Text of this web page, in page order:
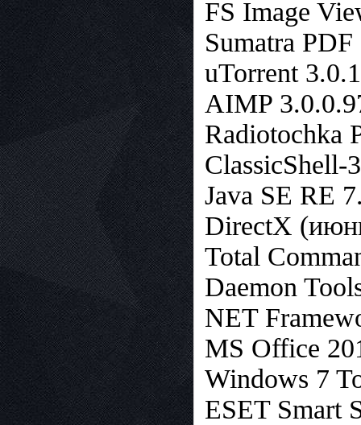
FS Image
Sumatra PDF
uTorrent
AIMP
Radiotochka
ClassicShell-
Java SE RE
DirectX
Total
Daemon
NET
MS Office
Windows 7
ESET Smart